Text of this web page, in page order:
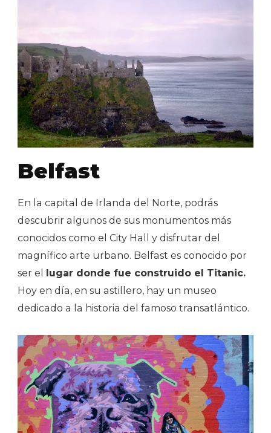
Belfast
En la capital de Irlanda del Norte, podrás
descubrir algunos de sus monumentos más
conocidos como el City Hall y disfrutar del
magnífico arte urbano. Belfast es conocido por
ser el
lugar donde fue construido el Titanic.
Hoy en día, en su astillero, hay un museo
dedicado a la historia del famoso transatlántico.